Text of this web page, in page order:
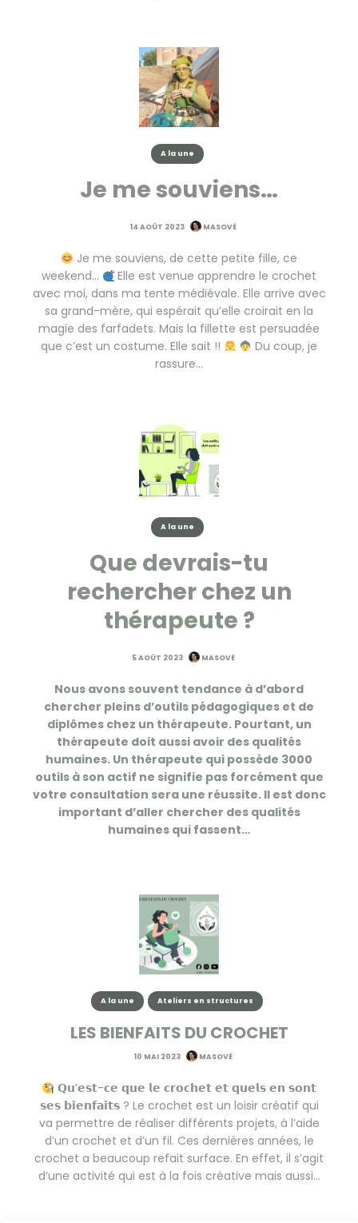
A la une
Je me souviens…
14 AOÛT 2023 MASOVÉ
Je me souviens, de cette petite fille, ce
weekend…
Elle est venue apprendre le crochet
avec moi, dans ma tente médiévale. Elle arrive avec
sa grand-mère, qui espérait qu’elle croirait en la
magie des farfadets. Mais la fillette est persuadée
que c’est un costume. Elle sait !!
Du coup, je
rassure…
A la une
Que devrais-tu
rechercher chez un
thérapeute ?
5 AOÛT 2023 MASOVÉ
Nous avons souvent tendance à d’abord
chercher pleins d’outils pédagogiques et de
diplômes chez un thérapeute. Pourtant, un
thérapeute doit aussi avoir des qualités
humaines. Un thérapeute qui possède 3000
outils à son actif ne signifie pas forcément que
votre consultation sera une réussite. Il est donc
important d’aller chercher des qualités
humaines qui fassent…
A la une Ateliers en structures
LES BIENFAITS DU CROCHET
10 MAI 2023 MASOVÉ
𝗤𝘂’𝗲𝘀𝘁-𝗰𝗲 𝗾𝘂𝗲 𝗹𝗲 𝗰𝗿𝗼𝗰𝗵𝗲𝘁 𝗲𝘁 𝗾𝘂𝗲𝗹𝘀 𝗲𝗻 𝘀𝗼𝗻𝘁
𝘀𝗲𝘀 𝗯𝗶𝗲𝗻𝗳𝗮𝗶𝘁𝘀 ? Le crochet est un loisir créatif qui
va permettre de réaliser différents projets, à l’aide
d’un crochet et d’un fil. Ces dernières années, le
crochet a beaucoup refait surface. En effet, il s’agit
d’une activité qui est à la fois créative mais aussi…